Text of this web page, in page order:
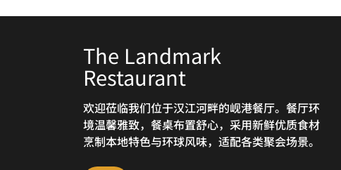
The Landmark
Restaurant
欢迎莅临我们位于汉江河畔的岘港餐厅。餐厅环
境温馨雅致，餐桌布置舒心，采用新鲜优质食材
烹制本地特色与环球风味，适配各类聚会场景。
The Chill Bean - Espresso
Bar & Brunch
在温馨宜人的氛围中与朋友会面，举办非正式会
议，或品尝来自我们酒店咖啡厅的现煮咖啡和诱
人糕点。这间酒吧靠近大堂，进出方便，提供多
The Lobby Lounge - TWG
Tea
欢迎光临我们的大堂酒廊，这里是您办公、社交
或享用茶饮的理想空间。酒廊氛围温馨，为您举
办商务会面、休闲聚会或网上冲浪放松提供理想
M45 Rooftop Bar &
Omakase
这间位于汉江河畔的高空屋顶酒吧坐拥岘港壮阔
全景，您可于此品鉴精致日式主厨发办料理和手
工鸡尾酒，欣赏活力现场演出。于城市高空处畅